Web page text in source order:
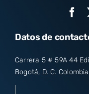
Datos de
Carrera 5 # 59A 44
Bogotá, D. C. Colombia